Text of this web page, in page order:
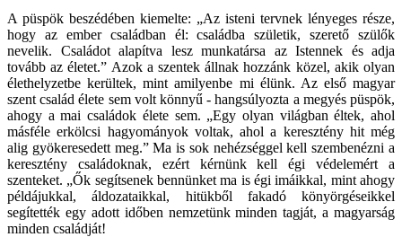
A püspök beszédében kiemelte: „Az isteni tervnek lényeges része,
hogy az ember családban él: családba születik, szerető szülők
nevelik. Családot alapítva lesz munkatársa az Istennek és adja
tovább az életet.” Azok a szentek állnak hozzánk közel, akik olyan
élethelyzetbe kerültek, mint amilyenbe mi élünk. Az első magyar
szent család élete sem volt könnyű - hangsúlyozta a megyés püspök,
ahogy a mai családok élete sem. „Egy olyan világban éltek, ahol
másféle erkölcsi hagyományok voltak, ahol a keresztény hit még
alig gyökeresedett meg.” Ma is sok nehézséggel kell szembenézni a
keresztény családoknak, ezért kérnünk kell égi védelemért a
szenteket. „Ők segítsenek bennünket ma is égi imáikkal, mint ahogy
példájukkal, áldozataikkal, hitükből fakadó könyörgéseikkel
segítették egy adott időben nemzetünk minden tagját, a magyarság
minden családját!